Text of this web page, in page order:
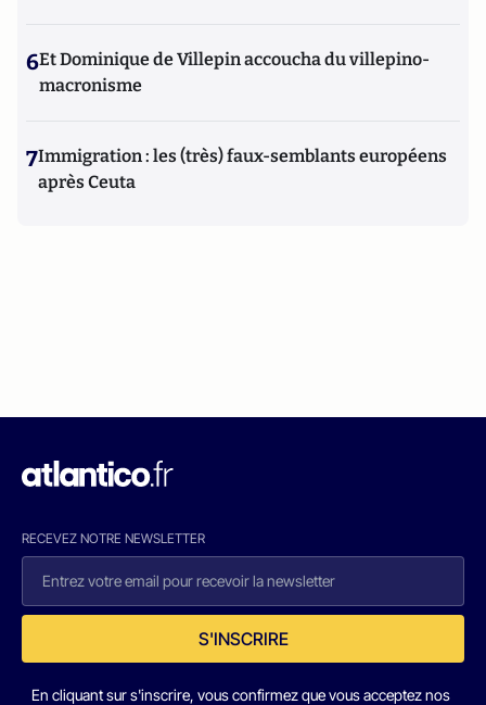
6Et Dominique de Villepin accoucha du villepino-
macronisme
7Immigration : les (très) faux-semblants européens
après Ceuta
RECEVEZ NOTRE NEWSLETTER
S'INSCRIRE
En cliquant sur s'inscrire, vous confirmez que vous acceptez nos